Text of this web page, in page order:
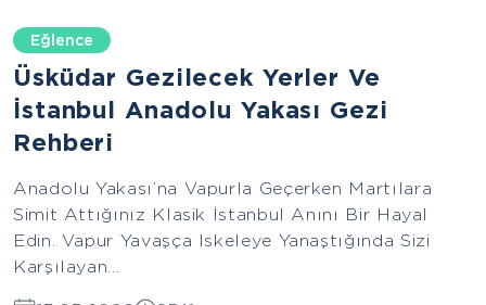
Eğlence
Üsküdar Gezilecek Yerler Ve
İstanbul Anadolu Yakası Gezi
Rehberi
Anadolu Yakası’na Vapurla Geçerken Martılara
Simit Attığınız Klasik İstanbul Anını Bir Hayal
Edin. Vapur Yavaşça Iskeleye Yanaştığında Sizi
Karşılayan...